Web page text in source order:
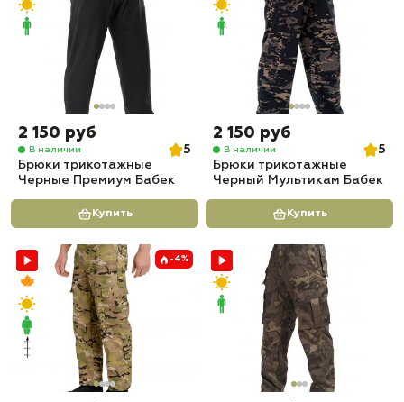
2 150 руб
В наличии
5
Брюки трикотажные
Черные Премиум Бабек
Купить
2 150 руб
В наличии
5
Брюки трикотажные
Черный Мультикам Бабек
Купить
-4%